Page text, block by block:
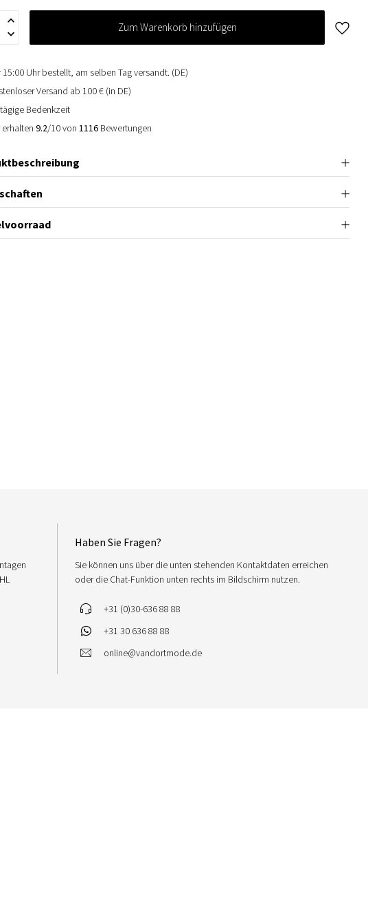
Zum Warenkorb hinzufügen
15:00 Uhr bestellt, am selben Tag versandt. (DE)
Versand ab 100 € (in DE)
Bedenkzeit
erhalten9.2/10 von1116 Bewertungen
Haben Sie Fragen?
Sie können uns über die unten stehenden Kontaktdaten erreichen
oder die Chat-Funktion unten rechts im Bildschirm nutzen.
+31 (0)30-636 88 88
+31 30 636 88 88
online@vandortmode.de